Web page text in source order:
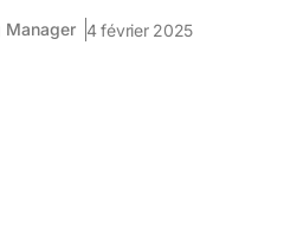
Manager 4 février 2025